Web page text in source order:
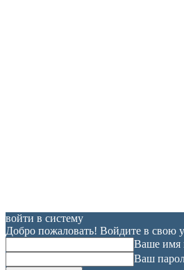
войти в систему
Добро пожаловать! Войдите в свою
Ваше имя
Ваш